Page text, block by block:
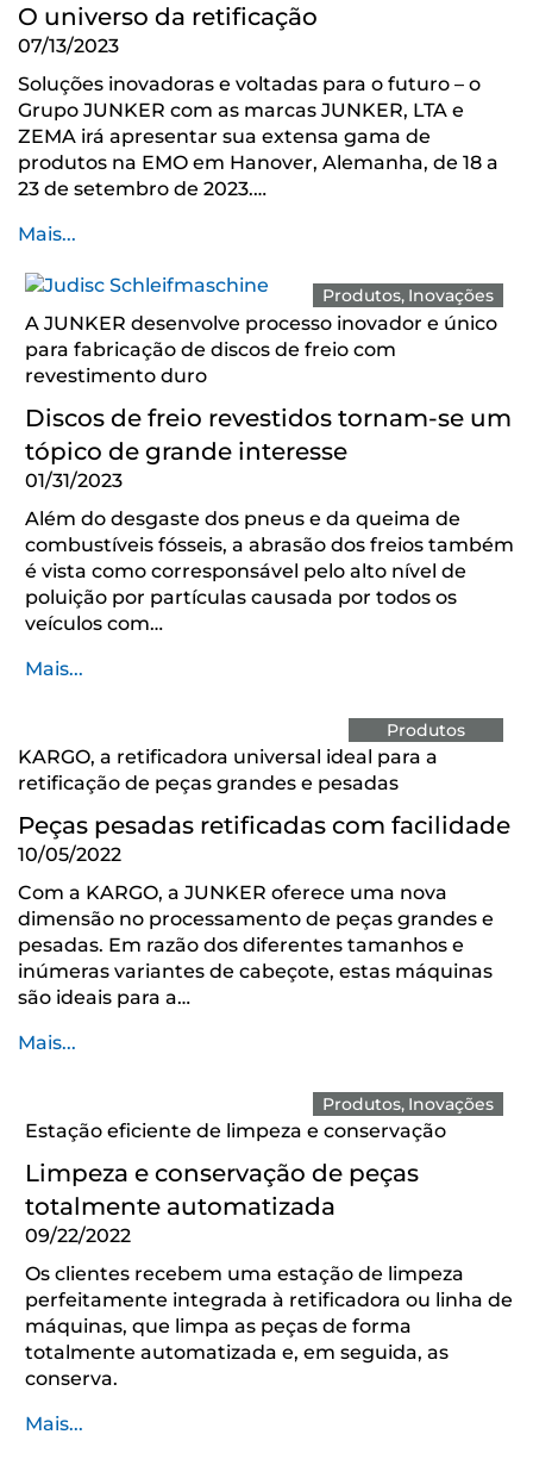
O universo da retificação
07/13/2023
Soluções inovadoras e voltadas para o futuro – o
Grupo JUNKER com as marcas JUNKER, LTA e
ZEMA irá apresentar sua extensa gama de
produtos na EMO em Hanover, Alemanha, de 18 a
23 de setembro de 2023.…
Mais...
Produtos Inovações
A JUNKER desenvolve processo inovador e único
para fabricação de discos de freio com
revestimento duro
Discos de freio revestidos tornam-se um
tópico de grande interesse
01/31/2023
Além do desgaste dos pneus e da queima de
combustíveis fósseis, a abrasão dos freios também
é vista como corresponsável pelo alto nível de
poluição por partículas causada por todos os
veículos com…
Mais...
Produtos
KARGO, a retificadora universal ideal para a
retificação de peças grandes e pesadas
Peças pesadas retificadas com facilidade
10/05/2022
Com a KARGO, a JUNKER oferece uma nova
dimensão no processamento de peças grandes e
pesadas. Em razão dos diferentes tamanhos e
inúmeras variantes de cabeçote, estas máquinas
são ideais para a…
Mais...
Produtos Inovações
Estação eficiente de limpeza e conservação
Limpeza e conservação de peças
totalmente automatizada
09/22/2022
Os clientes recebem uma estação de limpeza
perfeitamente integrada à retificadora ou linha de
máquinas, que limpa as peças de forma
totalmente automatizada e, em seguida, as
conserva.
Mais...